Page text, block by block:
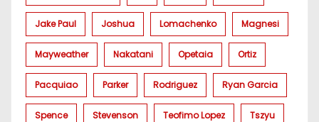
Jake Paul Joshua Lomachenko Magnesi
Mayweather Nakatani Opetaia Ortiz
Pacquiao Parker Rodriguez Ryan Garcia
Spence Stevenson Teofimo Lopez Tszyu